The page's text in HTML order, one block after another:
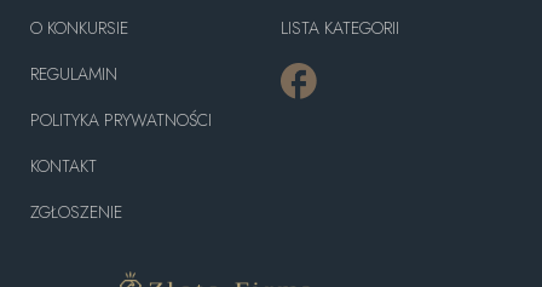
O KONKURSIE
REGULAMIN
POLITYKA PRYWATNOŚCI
KONTAKT
ZGŁOSZENIE
LISTA KATEGORII